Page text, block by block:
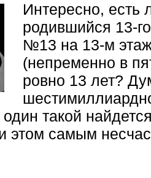
Интересно, есть
родившийся 13-
№13 на 13-м
(непременно в
ровно 13 лет?
такой
этом самым